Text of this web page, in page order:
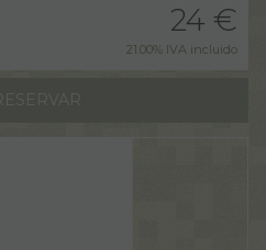
24 €
21.00% IVA incluido